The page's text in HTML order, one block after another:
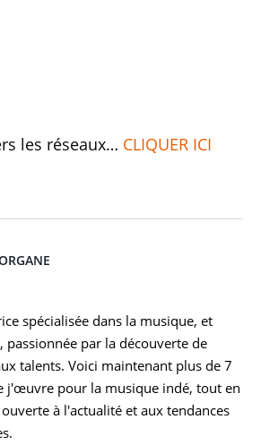
les réseaux… CLIQUER ICI
spécialisée dans la musique, et
passionnée par la découverte de
talents. Voici maintenant plus de 7
j'œuvre pour la musique indé, tout en
à l'actualité et aux tendances